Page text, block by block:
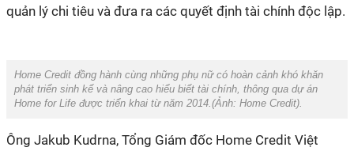
quản lý chi tiêu và đưa ra các quyết định tài chính độc lập.
Home Credit đồng hành cùng những phụ nữ có hoàn cảnh khó khăn
phát triển sinh kế và nâng cao hiểu biết tài chính, thông qua dự án
Home for Life được triển khai từ năm 2014.(Ảnh: Home Credit).
Ông Jakub Kudrna, Tổng Giám đốc Home Credit Việt